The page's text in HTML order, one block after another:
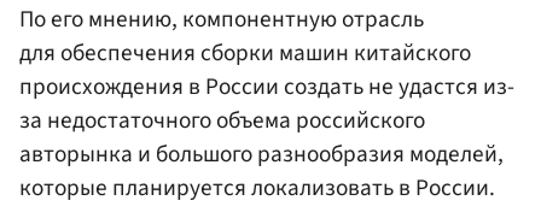
По его мнению, компонентную отрасль
для обеспечения сборки машин китайского
происхождения в России создать не удастся из-
за недостаточного объема российского
авторынка и большого разнообразия моделей,
которые планируется локализовать в России.